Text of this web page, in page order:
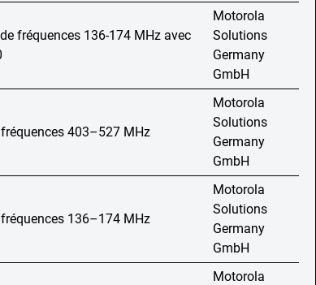
fréquences 136-174 MHz avec
Motorola
Solutions
Germany
GmbH
403–527 MHz
Motorola
Solutions
Germany
GmbH
136–174 MHz
Motorola
Solutions
Germany
GmbH
Motorola